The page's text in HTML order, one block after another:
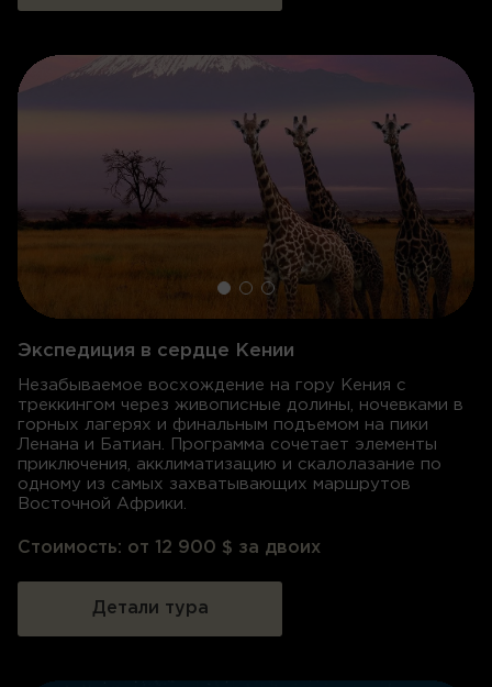
Экспедиция в сердце Кении
Незабываемое восхождение на гору Кения с
треккингом через живописные долины, ночевками в
горных лагерях и финальным подъемом на пики
Ленана и Батиан. Программа сочетает элементы
приключения, акклиматизацию и скалолазание по
одному из самых захватывающих маршрутов
Восточной Африки.
Стоимость: от 12 900 $ за двоих
Детали тура